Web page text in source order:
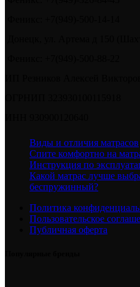
Виды и отличия матрасов
Спите комфортно на
Инструкция по
Какой матрас лучше
беспружинный?
Политика
Пользовательское
Публичная оферта